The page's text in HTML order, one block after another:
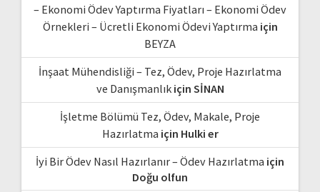
– Ekonomi Ödev Yaptırma Fiyatları – Ekonomi Ödev
Örnekleri – Ücretli Ekonomi Ödevi Yaptırma için
BEYZA
İnşaat Mühendisliği – Tez, Ödev, Proje Hazırlatma
ve Danışmanlıkiçin SİNAN
İşletme Bölümü Tez, Ödev, Makale, Proje
Hazırlatma için Hulki er
İyi Bir Ödev Nasıl Hazırlanır – Ödev Hazırlatma için
Doğu olfun